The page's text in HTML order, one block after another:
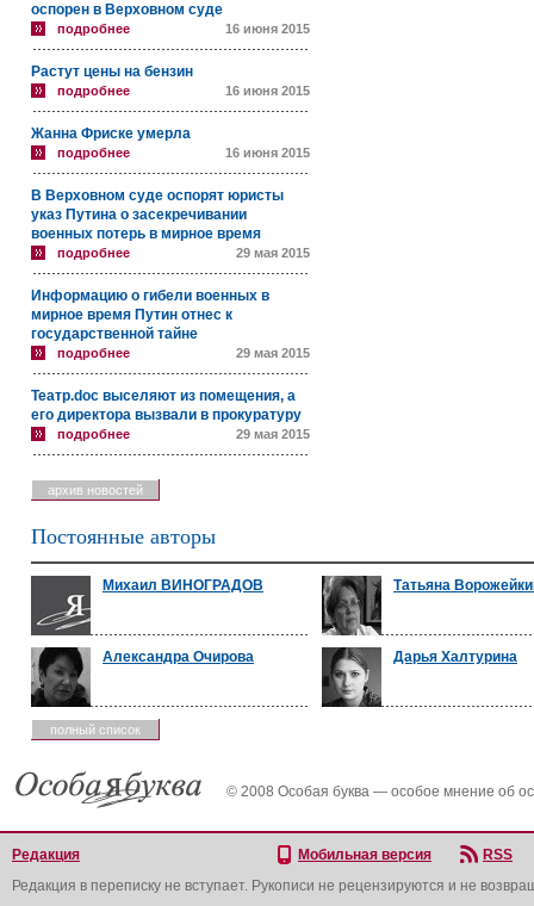
оспорен в Верховном суде
подробнее 16 июня 2015
Растут цены на бензин
подробнее 16 июня 2015
Жанна Фриске умерла
подробнее 16 июня 2015
В Верховном суде оспорят юристы
указ Путина о засекречивании
военных потерь в мирное время
подробнее 29 мая 2015
Информацию о гибели военных в
мирное время Путин отнес к
государственной тайне
подробнее 29 мая 2015
Театр.doc выселяют из помещения, а
его директора вызвали в прокуратуру
подробнее 29 мая 2015
архив новостей
Постоянные авторы
Михаил ВИНОГРАДОВ Татьяна
Александра Очирова Дарья Халтурина
полный список
© 2008 Особая буква — особое мнение об
Редакция Мобильная версия
RSS
Редакция в переписку не вступает. Рукописи не рецензируются и не